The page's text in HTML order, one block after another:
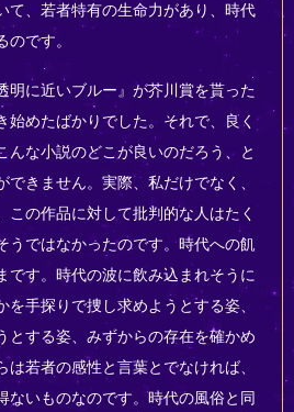
て、若者特有の生命力があり、時代
です。
明に近いブルー』が芥川賞を貰った
始めたばかりでした。それで、良く
な小説のどこが良いのだろう、と
きません。実際、私だけでなく、
この作品に対して批判的な人はたく
うではなかったのです。時代への飢
です。時代の波に飲み込まれそうに
を手探りで捜し求めようとする姿、
とする姿、みずからの存在を確かめ
若者の感性と言葉とでなければ、
ないものなのです。時代の風俗と同